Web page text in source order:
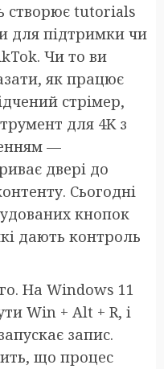
створює tutorials
для підтримки чи
Чи то ви
як працює
стрімер,
для 4K з
—
двері до
Сьогодні
кнопок
дають контроль
На Windows 11
Win + Alt + R, і
запис.
що процес